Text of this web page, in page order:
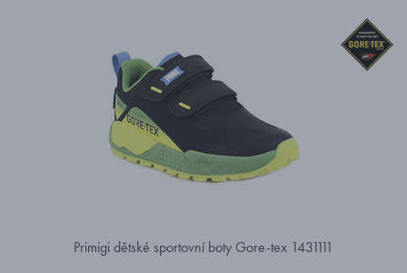
Primigi dětské sportovní boty Gore-tex 1431111